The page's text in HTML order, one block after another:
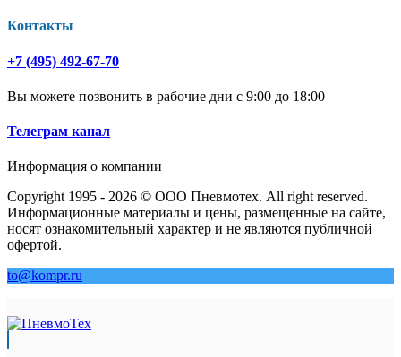
Контакты
+7 (495) 492-67-70
Вы можете позвонить в рабочие дни с 9:00 до 18:00
Телеграм канал
Информация о компании
Copyright 1995 - 2026 © ООО Пневмотех. All right reserved.
Информационные материалы и цены, размещенные на сайте,
носят ознакомительный характер и не являются публичной
офертой.
to@kompr.ru